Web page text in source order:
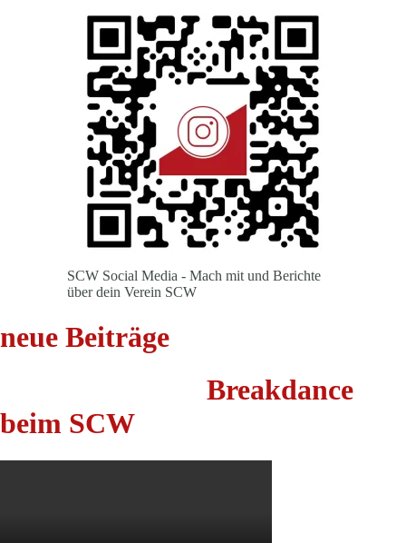
SCW Social Media - Mach mit und Berichte
über dein Verein SCW
neue Beiträge
Breakdance
beim SCW